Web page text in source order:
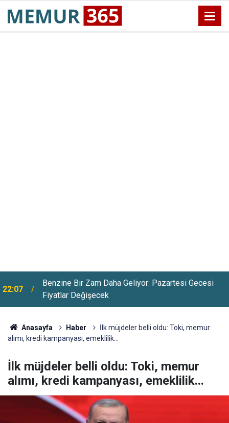
22:07
Benzine Bir Zam Daha Geliyor: Pazartesi Gecesi
Fiyatlar Değişecek
Anasayfa Haber
İlk müjdeler belli oldu: Toki, memur
alımı, kredi kampanyası, emeklilik...
İlk müjdeler belli oldu: Toki, memur
alımı, kredi kampanyası, emeklilik...